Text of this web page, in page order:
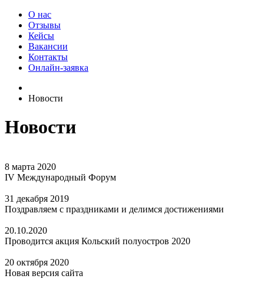
О нас
Отзывы
Кейсы
Вакансии
Контакты
Онлайн-заявка
Новости
Новости
8 марта 2020
IV Международный Форум
31 декабря 2019
Поздравляем с праздниками и делимся достижениями
20.10.2020
Проводится акция Кольский полуостров 2020
20 октября 2020
Новая версия сайта